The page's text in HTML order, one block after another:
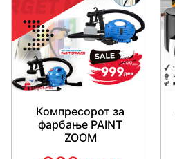
Компресорот за
фарбање PAINT
ZOOM